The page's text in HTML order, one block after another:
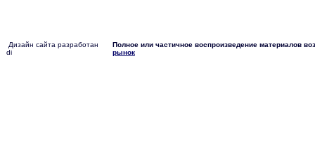
Дизайн сайта разработан
di
Полное или частичное воспроизведение материалов
рынок